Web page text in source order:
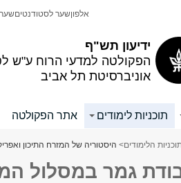
ידיעון תש"ף
הפקולטה למדעי הרוח ע"ש
אוניברסיטת תל אביב
אלפוןשער לסטודנטים
תוכניות לימודים אתר הפקולטה
הלימודים> היסטוריה של המזרח התיכון
גמר במסלול